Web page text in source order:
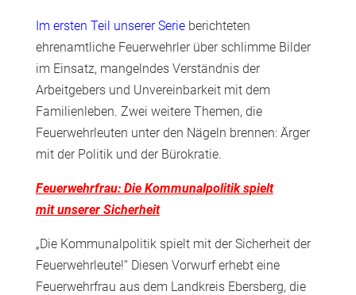
Im ersten Teil unserer Serieberichteten
ehrenamtliche Feuerwehrler über schlimme Bilder
im Einsatz, mangelndes Verständnis der
Arbeitgebers und Unvereinbarkeit mit dem
Familienleben. Zwei weitere Themen, die
Feuerwehrleuten unter den Nägeln brennen: Ärger
mit der Politik und der Bürokratie.
Feuerwehrfrau: Die Kommunalpolitik spielt
mit unserer Sicherheit
„Die Kommunalpolitik spielt mit der Sicherheit der
Feuerwehrleute!“ Diesen Vorwurf erhebt eine
Feuerwehrfrau aus dem Landkreis Ebersberg, die